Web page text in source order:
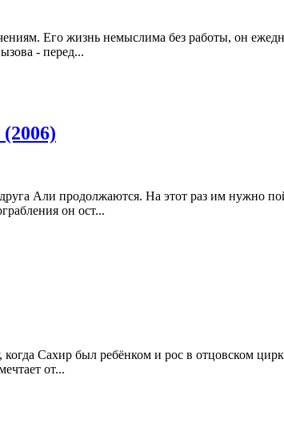
Его жизнь немыслима без работы, он
- перед...
Али продолжаются. На этот раз им нужно
он ост...
когда Сахир был ребёнком и рос в отцовском
от...